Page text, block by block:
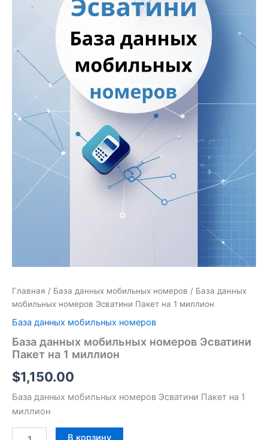
Главная / База данных мобильных номеров / База данных
мобильных номеров Эсватини Пакет на 1 миллион
База данных мобильных номеров
База данных мобильных номеров Эсватини
Пакет на 1 миллион
$1,150.00
База данных мобильных номеров Эсватини Пакет на 1
миллион
В корзину